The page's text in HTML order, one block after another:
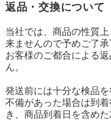
返品・交換について
当社では、商品の性質
来ませんので予めご了承
お客様のご都合による
ん。
発送前には十分な検品
不備があった場合は到
き、商品到着日を含め